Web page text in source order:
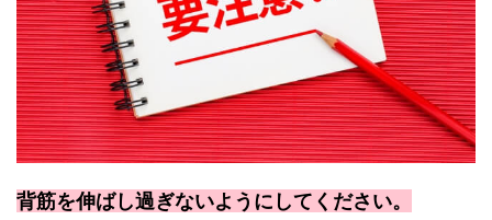
背筋を伸ばし過ぎないようにしてください。